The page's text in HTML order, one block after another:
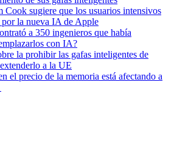
Cook sugiere que los usuarios intensivos
por la nueva IA de Apple
a 350 ingenieros que había
con IA?
la prohibir las gafas inteligentes de
a la UE
el precio de la memoria está afectando a